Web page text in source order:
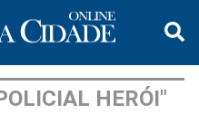
HERÓI"